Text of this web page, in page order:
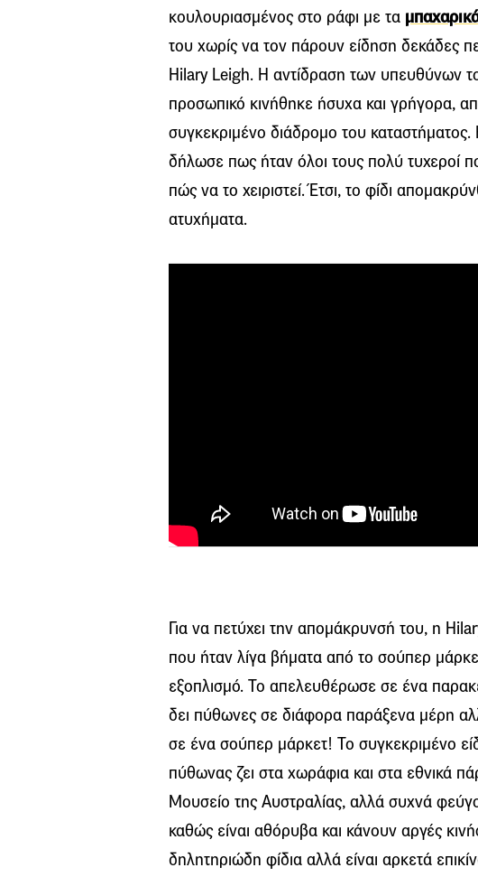
κουλουριασμένος στο ράφι με τα
του χωρίς να τον πάρουν είδηση δεκάδες
Hilary Leigh. Η αντίδραση των υπευθύνων
προσωπικό κινήθηκε ήσυχα και γρήγορα,
συγκεκριμένο διάδρομο του
δήλωσε πως ήταν όλοι τους πολύ τυχεροί
πώς να το χειριστεί. Έτσι, το φίδι
ατυχήματα.
Για να πετύχει την απομάκρυνσή του, η
που ήταν λίγα βήματα από το σούπερ
εξοπλισμό. Το απελευθέρωσε σε ένα
δει πύθωνες σε διάφορα παράξενα μέρη
σε ένα σούπερ μάρκετ! Το συγκεκριμένο
πύθωνας ζει στα χωράφια και στα εθνικά
Μουσείο της Αυστραλίας, αλλά συχνά
καθώς είναι αθόρυβα και κάνουν αργές
δηλητηριώδη φίδια αλλά είναι αρκετά